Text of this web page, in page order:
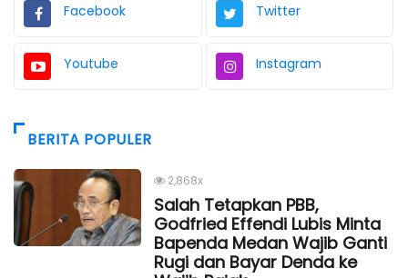
Facebook Twitter
Youtube Instagram
BERITA POPULER
2,868x
Salah Tetapkan PBB,
Godfried Effendi Lubis Minta
Bapenda Medan Wajib Ganti
Rugi dan Bayar Denda ke